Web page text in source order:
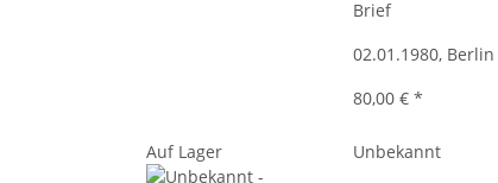
Brief
02.01.1980, Berlin
80,00 €*
Auf Lager
Unbekannt